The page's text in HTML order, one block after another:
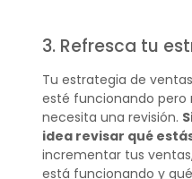
3. Refresca tu
Tu estrategia de
esté funcionando pero
necesita una revisión.
idea revisar qué
incrementar tus
está funcionando y